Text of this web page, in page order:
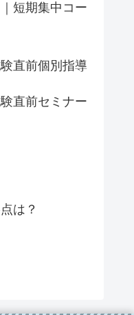
短期集中コー
直前個別指導
直前セミナー
は？